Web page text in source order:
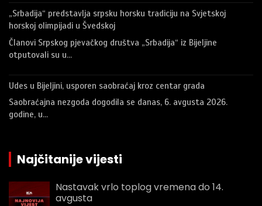
„Srbadija“ predstavlja srpsku horsku tradiciju na Svjetskoj
horskoj olimpijadi u Švedskoj
Članovi Srpskog pjevačkog društva „Srbadija“ iz Bijeljine
otputovali su u…
Udes u Bijeljini, usporen saobraćaj kroz centar grada
Saobraćajna nezgoda dogodila se danas, 6. avgusta 2026.
godine, u…
Najčitanije vijesti
Nastavak vrlo toplog vremena do 14.
avgusta